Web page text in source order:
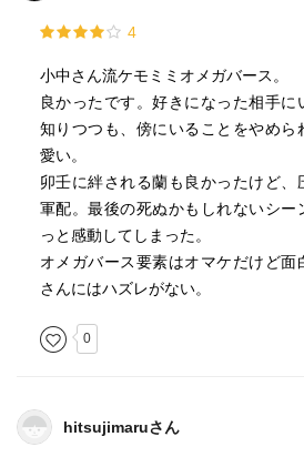
4
小中さん流ケモミミオメガバース。
良かったです。好きになった相手に
知りつつも、傍にいることをやめら
愛い。
卯壬に絆される蘭も良かったけど、
軍配。最後の死ぬかもしれないシー
っと感動してしまった。
オメガバース要素はオマケだけど面
さんにはハズレがない。
0
hitsujimaruさん